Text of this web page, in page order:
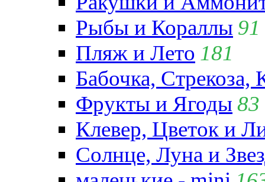
Рыбы и Кораллы 91
Пляж и Лето 181
Бабочка,
Фрукты и Ягоды 83
Клевер, Цветок и
Солнце, Луна и